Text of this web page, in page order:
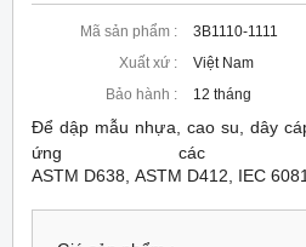
Mã sản phẩm :
3B1110-1111
Xuất xứ :
Việt Nam
Bảo hành :
12 tháng
Để dập mẫu nhựa, cao su, dây
ứng các
ASTM D638, ASTM D412, IEC